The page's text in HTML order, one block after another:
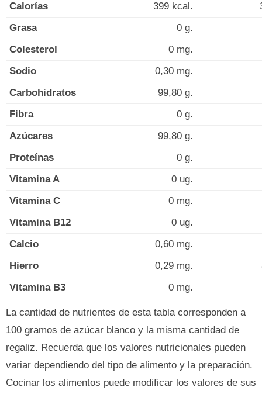
Calorías 399 kcal.
Grasa
0 g.
Colesterol
0 mg.
Sodio
0,30 mg.
Carbohidratos
99,80 g.
Fibra
0 g.
Azúcares
99,80 g.
Proteínas
0 g.
Vitamina A
0 ug.
Vitamina C
0 mg.
Vitamina B12
0 ug.
Calcio
0,60 mg.
Hierro
0,29 mg.
Vitamina B3
0 mg.
La cantidad de nutrientes de esta tabla corresponden a
100 gramos de azúcar blanco y la misma cantidad de
regaliz. Recuerda que los valores nutricionales pueden
variar dependiendo del tipo de alimento y la preparación.
Cocinar los alimentos puede modificar los valores de sus